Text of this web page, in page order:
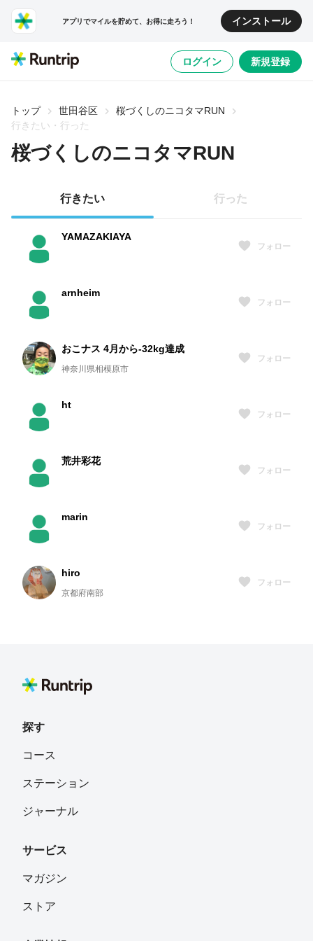
アプリでマイルを貯めて、お得に走ろう！ インストール
ログイン 新規登録
トップ 世田谷区
桜づくしのニコタマRUN
行きたい・行った
桜づくしのニコタマRUN
行きたい 行った
YAMAZAKIAYA
フォロー
arnheim
フォロー
おこナス 4月から-32kg達成
神奈川県相模原市
フォロー
ht
フォロー
荒井彩花
フォロー
marin
フォロー
hiro
京都府南部
フォロー
武富孝一
神奈川県
Kenji Tomita(トミー)冨田憲二
探す
コース
ステーション
ジャーナル
サービス
マガジン
ストア